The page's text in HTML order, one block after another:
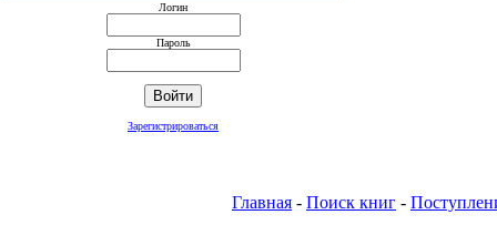
Логин
Пароль
Зарегистрироваться
Главная - Поиск книг -